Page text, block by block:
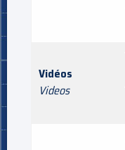
Vidéos
Videos